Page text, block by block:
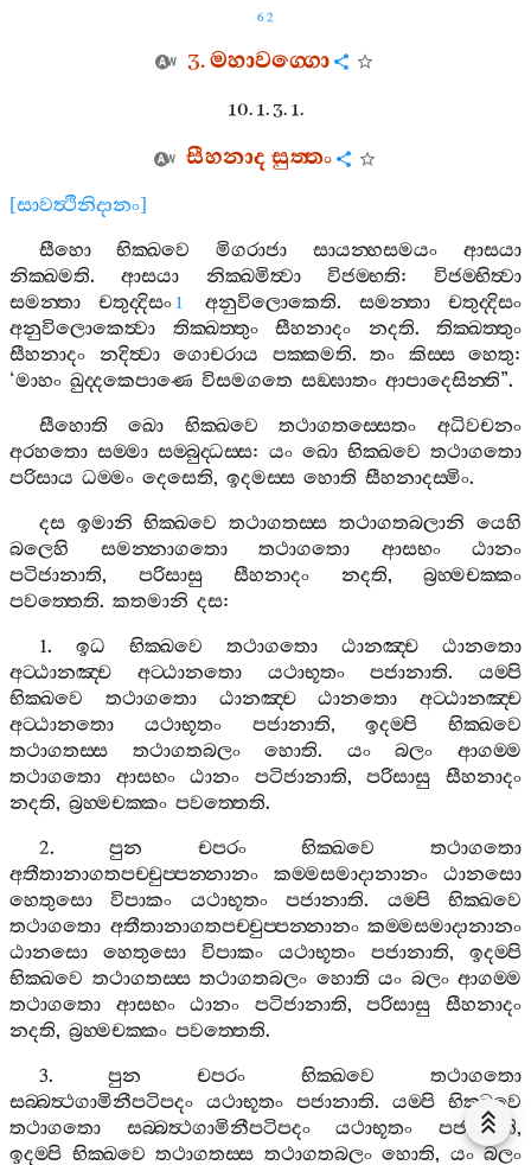
62
3.මහාවග‍්ගො
10. 1. 3. 1.
සීහනාදසුත‍්තං
[සාවත්‍ථිනිදානං]
සීහො
භික‍්ඛවෙ මිගරාජා සායන‍්හසමයං
ආසයා
නික‍්ඛමති.ආසයා නික‍්ඛමිත්‍වා විජම‍්භති: විජම‍්භිත්‍වා
සමන‍්තා
චතුද‍්දිසං 1 අනුවිලොකෙති. සමන‍්තා
චතුද‍්දිසං
අනුවිලොකෙත්‍වා
තික‍්ඛත‍්තුං සීහනාදං නදති. තික‍්ඛත‍්තුං
සීහනාදං
නදිත්‍වා ගොචරාය පක‍්කමති. තං කිස‍්ස හෙතු:
‘මාහං ඛුද‍්දකෙපාණෙ විසමගතෙ සඞ‍්ඝාතං ආපාදෙසින‍්ති”.
සීහොති
ඛො භික‍්ඛවෙ තථාගතස‍්සෙතං
අධිවචනං
අරහතො සම‍්මා සම‍්බුද‍්ධස‍්ස: යං ඛො භික‍්ඛවෙ තථාගතො
පරිසාය ධම‍්මං දෙසෙති, ඉදමස‍්ස හොති සීහනාදස‍්මිං.
දස ඉමානි භික‍්ඛවෙ තථාගතස‍්ස තථාගතබලානි යෙහි
බලෙහි
සමන‍්නාගතො තථාගතො ආසභං
ඨානං
පටිජානාති, පරිසාසු සීහනාදං නදති, බ්‍රහ‍්මචක‍්කං
පවත‍්තෙති. කතමානි දස:
1. ඉධ භික‍්ඛවෙ තථාගතො ඨානඤ‍්ච
ඨානතො
අට‍්ඨානඤ‍්ච
අට‍්ඨානතො යථාභූතං පජානාති. යම‍්පි
භික‍්ඛවෙ
තථාගතො ඨානඤ‍්ච ඨානතො
අට‍්ඨානඤ‍්ච
අට‍්ඨානතො
යථාභූතං පජානාති,ඉදම‍්පි
භික‍්ඛවෙ
තථාගතස‍්ස
තථාගතබලං හොති. යං බලං
ආගම‍්ම
තථාගතො
ආසභං ඨානං පටිජානාති,පරිසාසු
සීහනාදං
නදති, බ්‍රහ‍්මචක‍්කං පවත‍්තෙති.
2.පුන චපරං භික‍්ඛවෙ
තථාගතො
අතීතානාගතපච‍්චුප‍්පන‍්නානං
කම‍්මසමාදානානං
ඨානසො
හෙතුසො
විපාකං යථාභූතං පජානාති. යම‍්පි
භික‍්ඛවෙ
තථාගතො අතීතානාගතපච‍්චුප‍්පන‍්නානං කම‍්මසමාදානානං
ඨානසො
හෙතුසො විපාකං යථාභූතං පජානාති, ඉදම‍්පි
භික‍්ඛවෙ තථාගතස‍්ස තථාගතබලං හොති යං බලං ආගම‍්ම
තථාගතො
ආසභං ඨානං පටිජානාති,පරිසාසු
සීහනාදං
නදති, බ්‍රහ‍්මචක‍්කං පවත‍්තෙති.
3.පුන චපරං භික‍්ඛවෙ
තථාගතො
සබ‍්බත්‍ථගාමිනීපටිපදං යථාභූතං පජානාති. යම‍්පි භික‍්ඛවෙ
තථාගතො
සබ‍්බත්‍ථගාමිනීපටිපදං යථාභූතං පජානාති,
ඉදම‍්පි භික‍්ඛවෙ තථාගතස‍්ස තථාගතබලං හොති, යං බලං